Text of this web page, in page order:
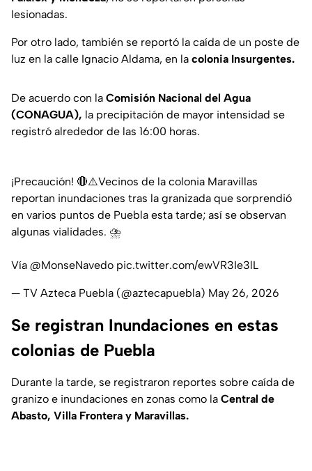
lesionadas.
Por otro lado, también se reportó la caída de un poste de
luz en la calle Ignacio Aldama, en la colonia Insurgentes.
De acuerdo con la Comisión Nacional del Agua
(CONAGUA), la precipitación de mayor intensidad se
registró alrededor de las 16:00 horas.
¡Precaución! 🔴⚠️Vecinos de la colonia Maravillas
reportan inundaciones tras la granizada que sorprendió
en varios puntos de Puebla esta tarde; así se observan
algunas vialidades. ⛈️
Vía @MonseNavedo pic.twitter.com/ewVR3Ie3lL
— TV Azteca Puebla (@aztecapuebla) May 26, 2026
Se registran Inundaciones en estas
colonias de Puebla
Durante la tarde, se registraron reportes sobre caída de
granizo e inundaciones en zonas como la Central de
Abasto, Villa Frontera y Maravillas.